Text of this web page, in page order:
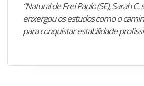
“Natural de Frei Paulo (SE), Sarah
enxergou os estudos como o
para conquistar estabilidade